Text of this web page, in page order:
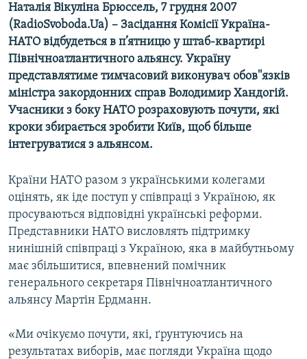
пошукуКУЛЬТУРА
УКРАЇНА
СВІТ
КРИМ.РЕАЛІЇ
ТИ ЯК?
СХЕМИ
ПРИАЗОВ’Я
КИТАЙ.ВИКЛИКИ
МУЛЬТИМЕДІА
ФОТО
СПЕЦПРОЄКТИ
ПОДКАСТИ
КРИМ РЕАЛІЇ
РУС
УКР
Наталія Вікуліна Брюссель, 7 грудня 2007
(RadioSvoboda.Uа) – Засідання Комісії Україна-
НАТО відбудеться в п’ятницю у штаб-квартирі
Північноатлантичного альянсу. Україну
представлятиме тимчасовий виконувач обов''язків
міністра закордонних справ Володимир Хандогій.
Учасники з боку НАТО розраховують почути, які
кроки збирається зробити Київ, щоб більше
інтегруватися з альянсом.
Країни НАТО разом з українськими колегами
оцінять, як іде поступ у співпраці з Україною, як
просуваються відповідні українські реформи.
Представники НАТО висловлять підтримку
нинішній співпраці з Україною, яка в майбутньому
має збільшитися, впевнений помічник
генерального секретаря Північноатлантичного
альянсу Мартін Ердманн.
«Ми очікуємо почути, які, ґрунтуючись на
результатах виборів, має погляди Україна щодо